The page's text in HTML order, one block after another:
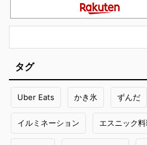
タグ
Uber Eats かき氷 ずんだ
イルミネーション エスニック料